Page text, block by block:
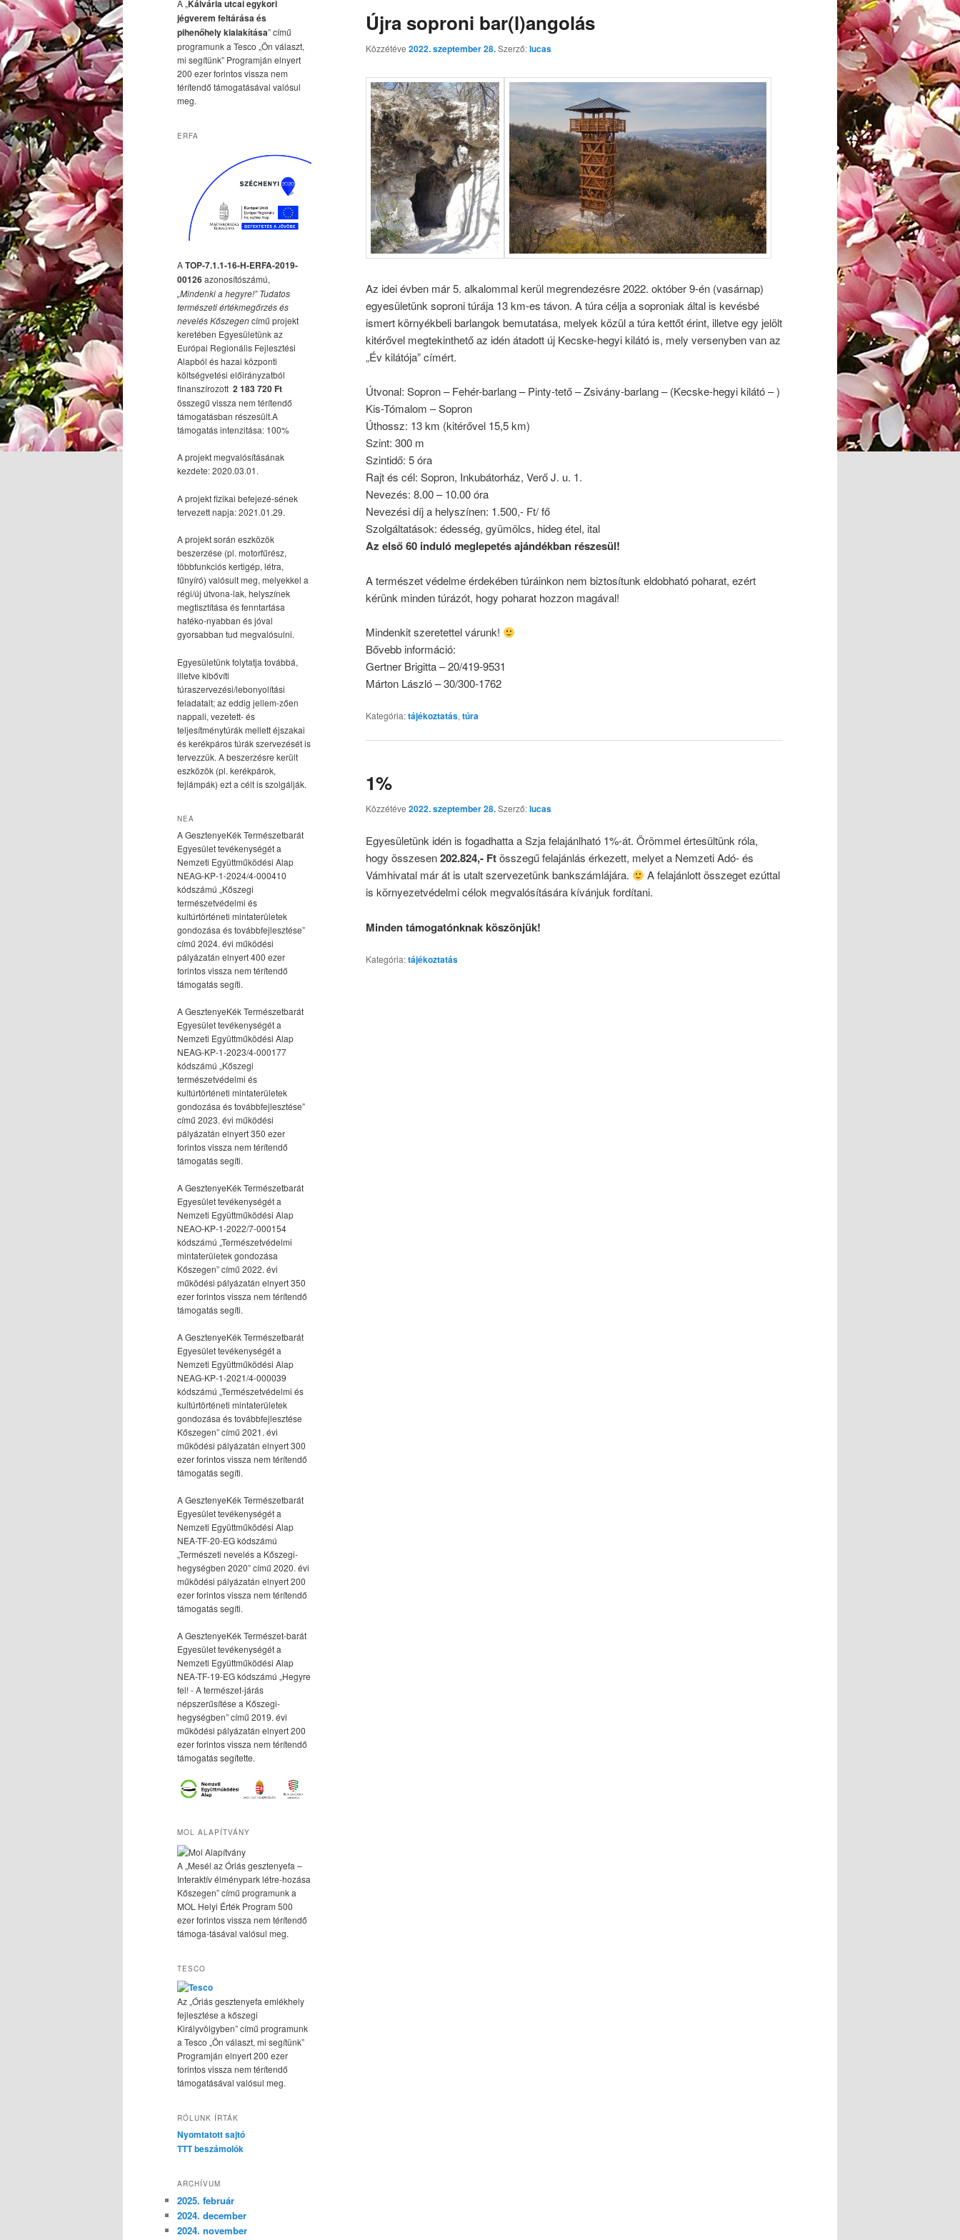
Újra soproni bar(l)angolás
Közzétéve 2022. szeptember 28.Szerző:lucas
Az idei évben már 5. alkalommal kerül megrendezésre 2022. október 9-én (vasárnap)
egyesületünk soproni túrája 13 km-es távon. A túra célja a soproniak által is kevésbé
ismert környékbeli barlangok bemutatása, melyek közül a túra kettőt érint, illetve egy jelölt
kitérővel megtekinthető az idén átadott új Kecske-hegyi kilátó is, mely versenyben van az
„Év kilátója” címért.
Útvonal: Sopron – Fehér-barlang – Pinty-tető – Zsivány-barlang – (Kecske-hegyi kilátó – )
Kis-Tómalom – Sopron
Úthossz: 13 km (kitérővel 15,5 km)
Szint: 300 m
Szintidő: 5 óra
Rajt és cél: Sopron, Inkubátorház, Verő J. u. 1.
Nevezés: 8.00 – 10.00 óra
Nevezési díj a helyszínen: 1.500,- Ft/ fő
Szolgáltatások: édesség, gyümölcs, hideg étel, ital
Az első 60 induló meglepetés ajándékban részesül!
A természet védelme érdekében túráinkon nem biztosítunk eldobható poharat, ezért
kérünk minden túrázót, hogy poharat hozzon magával!
Mindenkit szeretettel várunk!
Bővebb információ:
Gertner Brigitta – 20/419-9531
Márton László – 30/300-1762
Kategória:tájékoztatás,túra
1%
Közzétéve 2022. szeptember 28.Szerző:lucas
Egyesületünk idén is fogadhatta a Szja felajánlható 1%-át. Örömmel értesültünk róla,
hogy összesen202.824,- Ftösszegű felajánlás érkezett, melyet a Nemzeti Adó- és
Vámhivatal már át is utalt szervezetünk bankszámlájára.
A felajánlott összeget ezúttal
is környezetvédelmi célok megvalósítására kívánjuk fordítani.
Minden támogatónknak köszönjük!
Kategória:tájékoztatás
A „Kálvária utcai egykori
jégverem feltárása és
pihenőhely kialakítása” című
programunk a Tesco „Ön választ,
mi segítünk” Programján elnyert
200 ezer forintos vissza nem
térítendő támogatásával valósul
meg.
ERFA
ATOP-7.1.1-16-H-ERFA-2019-
00126azonosítószámú,
„Mindenki a hegyre!” Tudatos
természeti értékmegőrzés és
nevelés Kőszegencímű projekt
keretében Egyesületünk az
Európai Regionális Fejlesztési
Alapból és hazai központi
költségvetési előirányzatból
finanszírozott 2 183 720 Ft
összegű vissza nem térítendő
támogatásban részesült.A
támogatás intenzitása: 100%
A projekt megvalósításának
kezdete: 2020.03.01.
A projekt fizikai befejezé-sének
tervezett napja: 2021.01.29.
A projekt során eszközök
beszerzése (pl. motorfűrész,
többfunkciós kertigép, létra,
fűnyíró) valósult meg, melyekkel a
régi/új útvona-lak, helyszínek
megtisztítása és fenntartása
hatéko-nyabban és jóval
gyorsabban tud megvalósulni.
Egyesületünk folytatja továbbá,
illetve kibővíti
túraszervezési/lebonyolítási
feladatait; az eddig jellem-zően
nappali, vezetett- és
teljesítménytúrák mellett éjszakai
és kerékpáros túrák szervezését is
tervezzük. A beszerzésre került
eszközök (pl. kerékpárok,
fejlámpák) ezt a célt is szolgálják.
NEA
A GesztenyeKék Természetbarát
Egyesület tevékenységét a
Nemzeti Együttműködési Alap
NEAG-KP-1-2024/4-000410
kódszámú „Kőszegi
természetvédelmi és
kultúrtörténeti mintaterületek
gondozása és továbbfejlesztése”
című 2024. évi működési
pályázatán elnyert 400 ezer
forintos vissza nem térítendő
támogatás segíti.
A GesztenyeKék Természetbarát
Egyesület tevékenységét a
Nemzeti Együttműködési Alap
NEAG-KP-1-2023/4-000177
kódszámú „Kőszegi
természetvédelmi és
kultúrtörténeti mintaterületek
gondozása és továbbfejlesztése”
című 2023. évi működési
pályázatán elnyert 350 ezer
forintos vissza nem térítendő
támogatás segíti.
A GesztenyeKék Természetbarát
Egyesület tevékenységét a
Nemzeti Együttműködési Alap
NEAO-KP-1-2022/7-000154
kódszámú „Természetvédelmi
mintaterületek gondozása
Kőszegen” című 2022. évi
működési pályázatán elnyert 350
ezer forintos vissza nem térítendő
támogatás segíti.
A GesztenyeKék Természetbarát
Egyesület tevékenységét a
Nemzeti Együttműködési Alap
NEAG-KP-1-2021/4-000039
kódszámú „Természetvédelmi és
kultúrtörténeti mintaterületek
gondozása és továbbfejlesztése
Kőszegen” című 2021. évi
működési pályázatán elnyert 300
ezer forintos vissza nem térítendő
támogatás segíti.
A GesztenyeKék Természetbarát
Egyesület tevékenységét a
Nemzeti Együttműködési Alap
NEA-TF-20-EG kódszámú
„Természeti nevelés a Kőszegi-
hegységben 2020” című 2020. évi
működési pályázatán elnyert 200
ezer forintos vissza nem térítendő
támogatás segíti.
A GesztenyeKék Természet-barát
Egyesület tevékenységét a
Nemzeti Együttműködési Alap
NEA-TF-19-EG kódszámú „Hegyre
fel! - A természet-járás
népszerűsítése a Kőszegi-
hegységben” című 2019. évi
működési pályázatán elnyert 200
ezer forintos vissza nem térítendő
támogatás segítette.
MOL ALAPÍTVÁNY
A „Mesél az Óriás gesztenyefa –
Interaktív élménypark létre-hozása
Kőszegen” című programunk a
MOL Helyi Érték Program 500
ezer forintos vissza nem térítendő
támoga-tásával valósul meg.
TESCO
Az „Óriás gesztenyefa emlékhely
fejlesztése a kőszegi
Királyvölgyben” című programunk
a Tesco „Ön választ, mi segítünk”
Programján elnyert 200 ezer
forintos vissza nem térítendő
támogatásával valósul meg.
RÓLUNK ÍRTÁK
Nyomtatott sajtó
TTT beszámolók
ARCHÍVUM
2025. február
2024. december
2024. november